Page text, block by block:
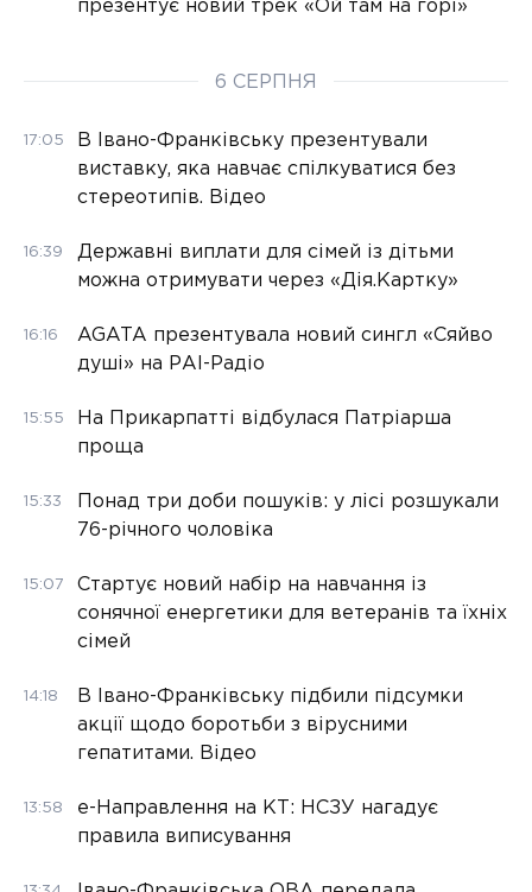
презентує новий трек «Ой там на горі»
6 СЕРПНЯ
17:05
В Івано-Франківську презентували
виставку, яка навчає спілкуватися без
стереотипів. Відео
16:39
Державні виплати для сімей із дітьми
можна отримувати через «Дія.Картку»
16:16
AGATA презентувала новий сингл «Сяйво
душі» на РАІ-Радіо
15:55
На Прикарпатті відбулася Патріарша
проща
15:33
Понад три доби пошуків: у лісі розшукали
76-річного чоловіка
15:07
Стартує новий набір на навчання із
сонячної енергетики для ветеранів та їхніх
сімей
14:18
В Івано-Франківську підбили підсумки
акції щодо боротьби з вірусними
гепатитами. Відео
13:58
е-Направлення на КТ: НСЗУ нагадує
правила виписування